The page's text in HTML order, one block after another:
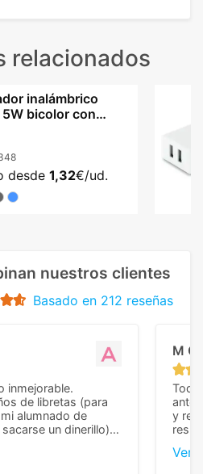
relacionados
inalámbrico
5W bicolor con
desde 1,32€/ud.
nuestros clientes
Basado en 212 reseñas
inmejorable.
de libretas (para
alumnado de
un dinerillo) y
muy buena calidad
M C
Todo
y
Ver